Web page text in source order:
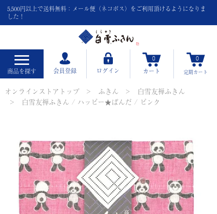
5,500円以上で送料無料：メール便（ネコポス）をご利用頂けるようになりま
した！
商品を探す 会員登録 ログイン
0
カート
0
定期カート
オンラインストアトップ ふきん
白雪友禅ふきん
白雪友禅ふきん / ハッピー★ぱんだ / ピンク